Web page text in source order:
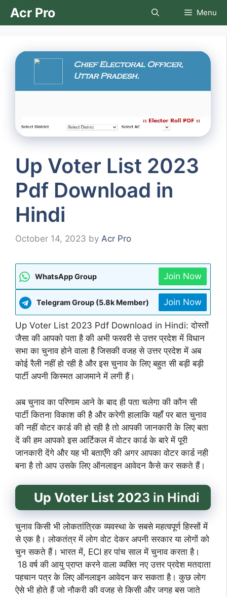
SkipAcr Pro Menu
Up Voter List 2023
Pdf Download in
Hindi
October 14, 2023 by Acr Pro
WhatsApp Group Join Now
Telegram Group (5.8k Member) Join Now
Up Voter List 2023 Pdf Download in Hindi: दोस्तों
जैसा की आपको पता है की अभी फरवरी से उत्तर प्रदेश में विधान
सभा का चुनाव होने वाला है जिसकी वजह से उत्तर प्रदेश में अब
कोई रैली नहीं हो रही है और इस चुनाव के लिए बहुत सी बड़ी बड़ी
पार्टी अपनी किस्मत आजमाने में लगी हैं।
अब चुनाव का परिणाम आने के बाद ही पता चलेगा की कौन सी
पार्टी कितना विकाश की है और करेगी हालाकि यहाँ पर बात चुनाव
की नहीं वोटर कार्ड की हो रही है तो आपकी जानकारी के लिए बता
दें की हम आपको इस आर्टिकल में वोटर कार्ड के बारे में पूरी
जानकारी देंगे और यह भी बताएँगे की अगर आपका वोटर कार्ड नही
बना है तो आप उसके लिए ऑनलाइन आवेदन कैसे कर सकते हैं।
Up Voter List 2023 in Hindi
चुनाव किसी भी लोकतांत्रिक व्यवस्था के सबसे महत्वपूर्ण हिस्सों में
से एक है। लोकतंत्र में लोग वोट देकर अपनी सरकार या लोगों को
चुन सकते हैं। भारत में, ECI हर पांच साल में चुनाव करता है।
18 वर्ष की आयु प्राप्त करने वाला व्यक्ति नए उत्तर प्रदेश मतदाता
पहचान पत्र के लिए ऑनलाइन आवेदन कर सकता है। कुछ लोग
ऐसे भी होते हैं जो नौकरी की वजह से किसी और जगह बस जाते